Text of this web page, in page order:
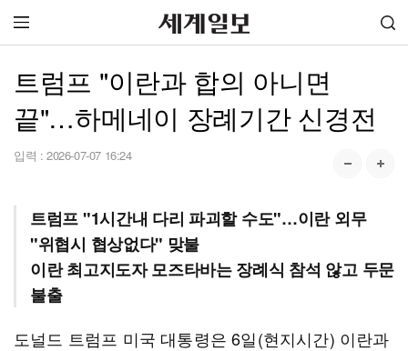
트럼프 "이란과 합의 아니면
끝"…하메네이 장례기간 신경전
입력 : 2026-07-07 16:24
트럼프 "1시간내 다리 파괴할 수도"…이란 외무
"위협시 협상없다" 맞불
이란 최고지도자 모즈타바는 장례식 참석 않고 두문
불출
도널드 트럼프 미국 대통령은 6일(현지시간) 이란과